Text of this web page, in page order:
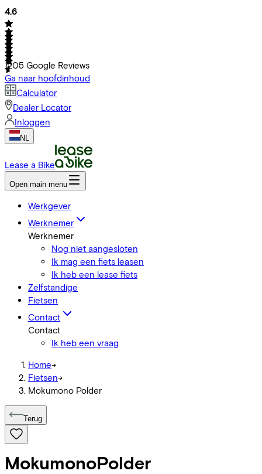
4.6
1205 Google Reviews
Ga naar hoofdinhoud
Calculator
Dealer Locator
Inloggen
NL
Lease a Bike
Open main menu
Werkgever
Werknemer
Werknemer
Nog niet aangesloten
Ik mag een fiets leasen
Ik heb een lease fiets
Zelfstandige
Fietsen
Contact
Contact
Ik heb een vraag
Home->
Fietsen->
Mokumono Polder
Terug
MokumonoPolder